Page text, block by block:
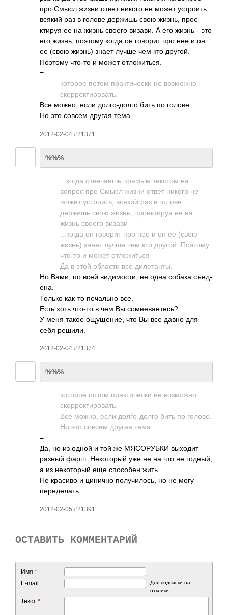
про Смысл жизни ответ никого не может устр­оить,
всякий раз в голове держишь свою жизнь, прое­
ктируя ее на жизнь своего визави. А его жизнь - это
его жизнь, поэтому когда он говорит про нее и он
ее (свою жизнь) знает лучше чем кто другой.
Поэтому что-то и может отло­жить­ся.
=
которое потом прак­тиче­ски не возм­ожно
скор­рект­иров­ать.
Все можно, если долг­о-до­лго бить по голове.
Но это совсем другая тема.
2012-02-04 #21371
%%%
...к­огда отве­чаешь прямым текстом на
вопрос про Смысл жизни ответ никого не
может устр­оить, всякий раз в голове
держишь свою жизнь, прое­ктируя ее на
жизнь своего визави
...к­огда он говорит про нее и он ее (свою
жизнь) знает лучше чем кто другой. Поэтому
что-то и может отло­житься
Да в этой области все диле­танты.
Но Вами, по всей види­мости, не одна собака съед­
ена.
Только как-то печа­льно все.
Есть хоть что-то в чем Вы сомн­евае­тесь?
У меня такое ощущ­ение, что Вы все давно для
себя решили.
2012-02-04 #21374
%%%
которое потом прак­тиче­ски не возм­ожно
скор­рект­иров­ать.
Все можно, если долг­о-до­лго бить по голове.
Но это совсем другая тема.
=
Да, но из одной и той же МЯСО­РУБКИ выходит
разный фарш. Неко­торый уже не на что не годный,
а из неко­торый еще спос­обен жить.
Не красиво и цинично полу­чило­сь, но не могу
пере­делать
2012-02-05 #21391
ОСТАВИТЬ КОММЕНТАРИЙ
Имя *
E-mail
Для подписки на
отклики
Текст *